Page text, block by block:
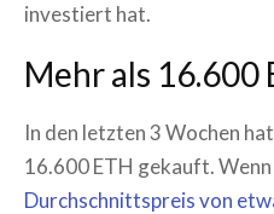
investiert hat.
Mehr als 16.600
In den letzten 3 Wochen
16.600 ETH gekauft.
Durchschnittspreis von